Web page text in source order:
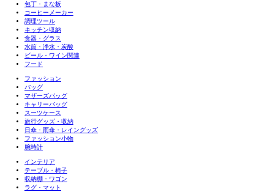
包丁・まな板
コーヒーメーカー
調理ツール
キッチン収納
食器・グラス
水筒・浄水・炭酸
ビール・ワイン関連
フード
ファッション
バッグ
マザーズバッグ
キャリーバッグ
スーツケース
旅行グッズ・収納
日傘・雨傘・レイングッズ
ファッション小物
腕時計
インテリア
テーブル・椅子
収納棚・ワゴン
ラグ・マット